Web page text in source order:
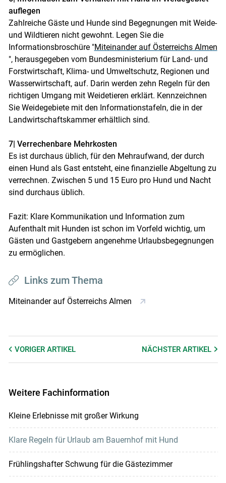
auflegen
Zahlreiche Gäste und Hunde sind Begegnungen mit Weide-
und Wildtieren nicht gewohnt. Legen Sie die
Informationsbroschüre "Miteinander auf Österreichs Almen
", herausgegeben vom Bundesministerium für Land- und
Forstwirtschaft, Klima- und Umweltschutz, Regionen und
Wasserwirtschaft, auf. Darin werden zehn Regeln für den
richtigen Umgang mit Weidetieren erklärt. Kennzeichnen
Sie Weidegebiete mit den Informationstafeln, die in der
Landwirtschaftskammer erhältlich sind.
7| Verrechenbare Mehrkosten
Es ist durchaus üblich, für den Mehraufwand, der durch
einen Hund als Gast entsteht, eine finanzielle Abgeltung zu
verrechnen. Zwischen 5 und 15 Euro pro Hund und Nacht
sind durchaus üblich.
Fazit: Klare Kommunikation und Information zum
Aufenthalt mit Hunden ist schon im Vorfeld wichtig, um
Gästen und Gastgebern angenehme Urlaubsbegegnungen
zu ermöglichen.
Links zum Thema
Miteinander auf Österreichs Almen
VORIGER ARTIKEL NÄCHSTERARTIKEL
Weitere Fachinformation
Kleine Erlebnisse mit großer Wirkung
Klare Regeln für Urlaub am Bauernhof mit Hund
Frühlingshafter Schwung für die Gästezimmer